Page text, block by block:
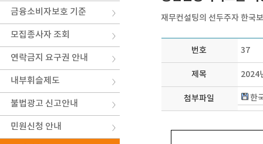
금융소비자보호 기준
모집종사자 조회
연락금지 요구권 안내
내부휘슬제도
불법광고 신고안내
민원신청 안내
재무컨설팅의 선두주자 한국
번호 37
제목 2024
첨부파일 한